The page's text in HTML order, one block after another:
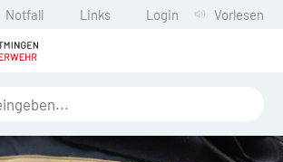
Notfall Links Login Vorlesen